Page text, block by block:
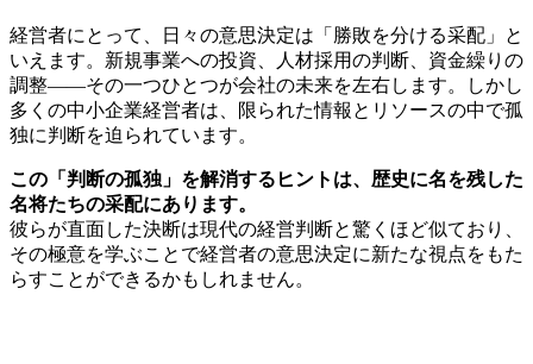
経営者にとって、日々の意思決定は「勝敗を分ける采配」と
いえます。新規事業への投資、人材採用の判断、資金繰りの
調整――その一つひとつが会社の未来を左右します。しかし
多くの中小企業経営者は、限られた情報とリソースの中で孤
独に判断を迫られています。
この「判断の孤独」を解消するヒントは、歴史に名を残した
名将たちの采配にあります。
彼らが直面した決断は現代の経営判断と驚くほど似ており、
その極意を学ぶことで経営者の意思決定に新たな視点をもた
らすことができるかもしれません。